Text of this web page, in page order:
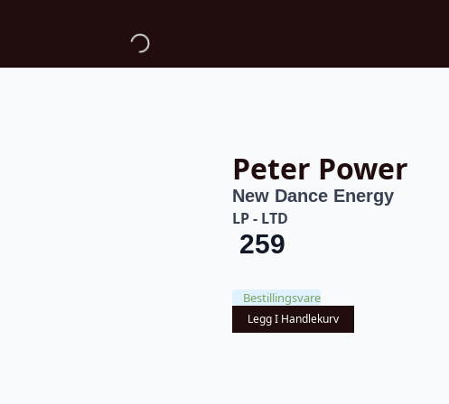
Peter Power
New Dance Energy
LP - LTD
259
Bestillingsvare
Legg I Handlekurv